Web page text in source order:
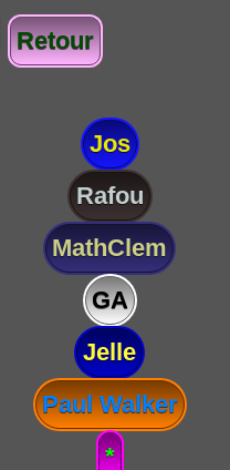
Retour
Jos
Rafou
MathClem
GA
Jelle
Paul Walker
*